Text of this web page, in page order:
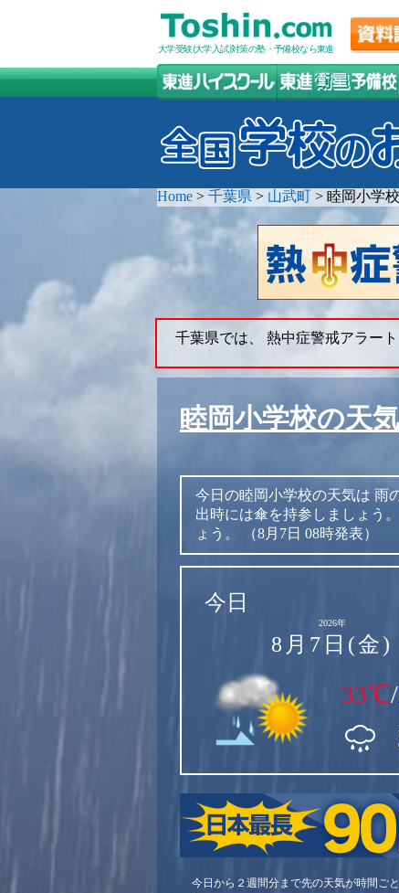
大学受験(大学入試)対策の塾・予備校なら東進
Home > 千葉県 > 山武町 > 睦岡小学校
千葉県では、 熱中症警戒アラー
睦岡小学校の天気
今日の睦岡小学校の天気は 雨
出時には傘を持参しましょう。
ょう。
（8月7日 08時発表）
今日
2026年
8月7日(金)
33℃/
今日から２週間分まで先の天気が時間ごと